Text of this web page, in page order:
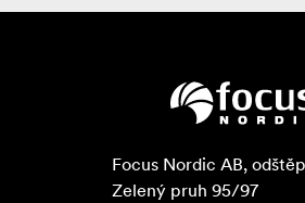
Focus Nordic AB,
Zelený pruh 95/97